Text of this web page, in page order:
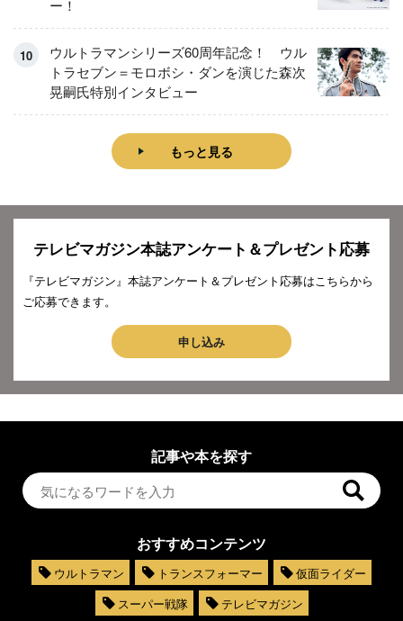
ー！
ウルトラマンシリーズ60周年記念！ ウル
トラセブン＝モロボシ・ダンを演じた森次
晃嗣氏特別インタビュー
もっと見る
テレビマガジン本誌アンケート＆プレゼント応募
『テレビマガジン』本誌アンケート＆プレゼント応募はこちらから
ご応募できます。
申し込み
記事や本を探す
おすすめコンテンツ
ウルトラマン トランスフォーマー
仮面ライダー
スーパー戦隊
テレビマガジン